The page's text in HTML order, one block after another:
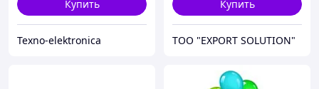
Купить
Texno-elektronica
Купить
ТОО "EXPORT SOLUTION"